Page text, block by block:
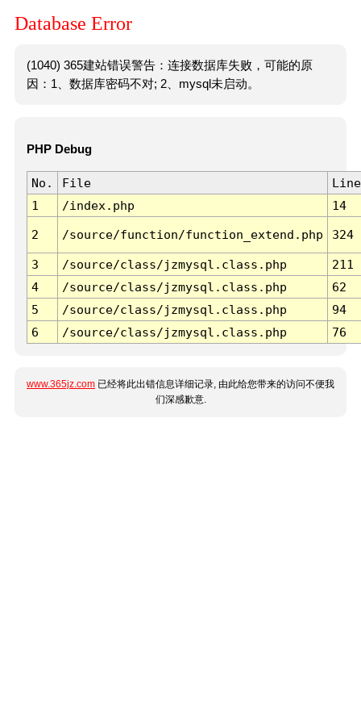
Database Error
(1040) 365建站错误警告：连接数据库失败，可能的原
因：1、数据库密码不对; 2、mysql未启动。
PHP Debug
No. File
Line
1
/index.php 14
2 /source/function/function_extend.php 324
3 /source/class/jzmysql.class.php
211
4
/source/class/jzmysql.class.php
62
5
/source/class/jzmysql.class.php
94
6
/source/class/jzmysql.class.php 76
www.365jz.com 已经将此出错信息详细记录, 由此给您带来的访问不便我
们深感歉意.